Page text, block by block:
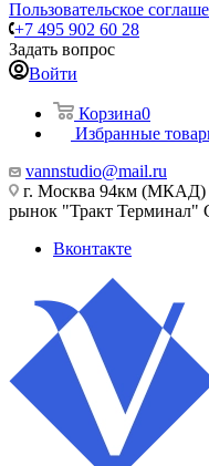
Пользовательское
+7 495 902 60 28
Задать вопрос
Войти
Корзина0
Избранные
vannstudio@mail.ru
г. Москва 94км (МКАД)
рынок "Тракт Терминал"
Вконтакте